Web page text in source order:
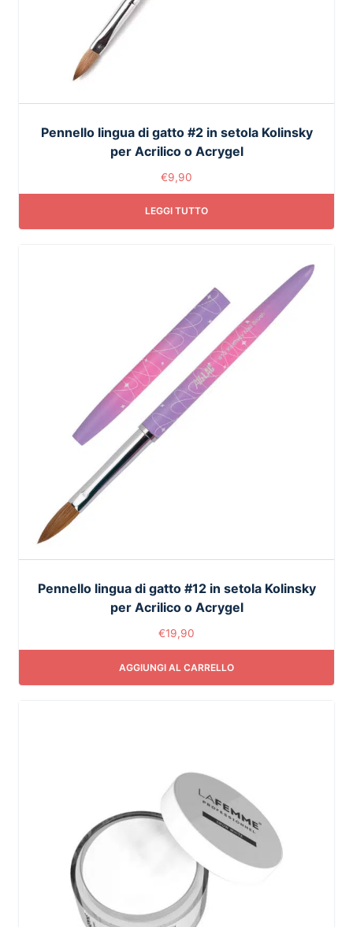
Pennello lingua di gatto #2 in setola Kolinsky
per Acrilico o Acrygel
€9,90
LEGGI TUTTO
Pennello lingua di gatto #12 in setola Kolinsky
per Acrilico o Acrygel
€19,90
AGGIUNGI AL CARRELLO